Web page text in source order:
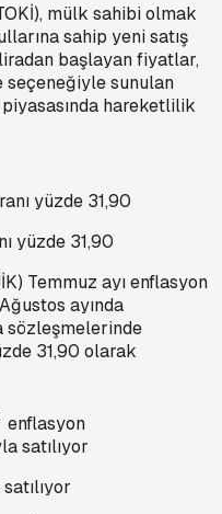
mülk sahibi olmak
sahip yeni satış
başlayan fiyatlar,
seçeneğiyle sunulan
hareketlilik
yüzde 31,90
Temmuz ayı enflasyon
ayında
sözleşmelerinde
31,90 olarak
enflasyon